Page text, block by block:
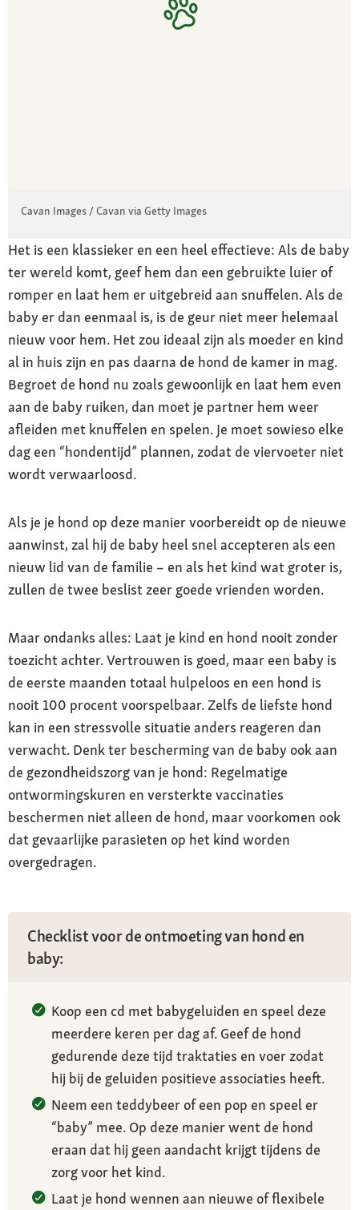
Cavan Images / Cavan via Getty Images
Het is een klassieker en een heel effectieve: Als de baby
ter wereld komt, geef hem dan een gebruikte luier of
romper en laat hem er uitgebreid aan snuffelen. Als de
baby er dan eenmaal is, is de geur niet meer helemaal
nieuw voor hem. Het zou ideaal zijn als moeder en kind
al in huis zijn en pas daarna de hond de kamer in mag.
Begroet de hond nu zoals gewoonlijk en laat hem even
aan de baby ruiken, dan moet je partner hem weer
afleiden met knuffelen en spelen. Je moet sowieso elke
dag een “hondentijd” plannen, zodat de viervoeter niet
wordt verwaarloosd.
Als je je hond op deze manier voorbereidt op de nieuwe
aanwinst, zal hij de baby heel snel accepteren als een
nieuw lid van de familie – en als het kind wat groter is,
zullen de twee beslist zeer goede vrienden worden.
Maar ondanks alles: Laat je kind en hond nooit zonder
toezicht achter. Vertrouwen is goed, maar een baby is
de eerste maanden totaal hulpeloos en een hond is
nooit 100 procent voorspelbaar. Zelfs de liefste hond
kan in een stressvolle situatie anders reageren dan
verwacht. Denk ter bescherming van de baby ook aan
de gezondheidszorg van je hond: Regelmatige
ontwormingskuren en versterkte vaccinaties
beschermen niet alleen de hond, maar voorkomen ook
dat gevaarlijke parasieten op het kind worden
overgedragen.
Checklist voor de ontmoeting van hond en
baby:
Koop een cd met babygeluiden en speel deze
meerdere keren per dag af. Geef de hond
gedurende deze tijd traktaties en voer zodat
hij bij de geluiden positieve associaties heeft.
Neem een teddybeer of een pop en speel er
“baby” mee. Op deze manier went de hond
eraan dat hij geen aandacht krijgt tijdens de
zorg voor het kind.
Laat je hond wennen aan nieuwe of flexibele